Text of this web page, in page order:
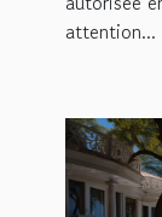
attention...